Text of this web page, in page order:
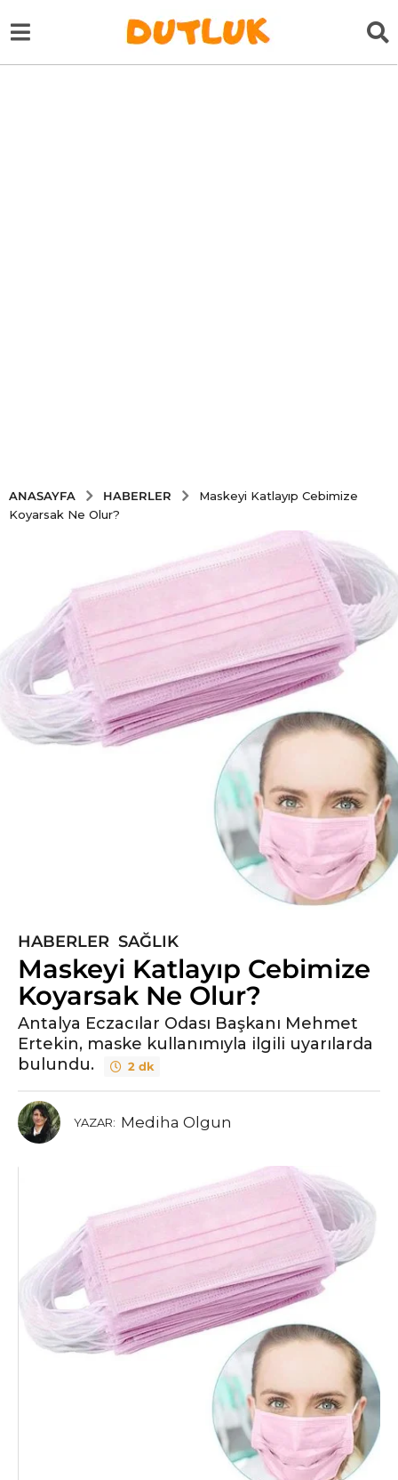
ANASAYFA HABERLER
Maskeyi Katlayıp Cebimize
Koyarsak Ne Olur?
6
y
ı
l
ö
n
c
6
y
HABERLER ,SAĞLIK
Maskeyi Katlayıp Cebimize
Koyarsak Ne Olur?
Antalya Eczacılar Odası Başkanı Mehmet
Ertekin, maske kullanımıyla ilgili uyarılarda
bulundu.
2 dk
YAZAR: Mediha Olgun